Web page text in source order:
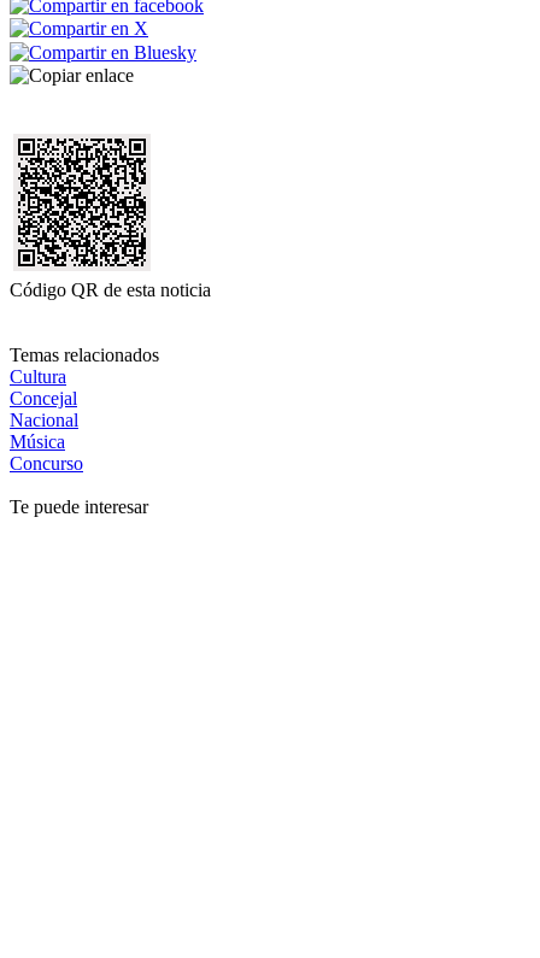
Código QR de esta noticia
Temas relacionados
Cultura
Concejal
Nacional
Música
Concurso
Te puede interesar